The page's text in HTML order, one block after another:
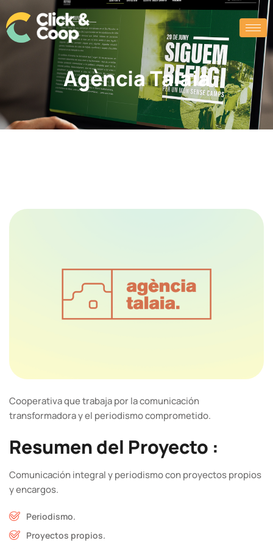
Agència Talaia
Cooperativa que trabaja por la comunicación
transformadora y el periodismo comprometido.
Resumen del Proyecto :
Comunicación integral y periodismo con proyectos propios
y encargos.
Periodismo.
Proyectos propios.